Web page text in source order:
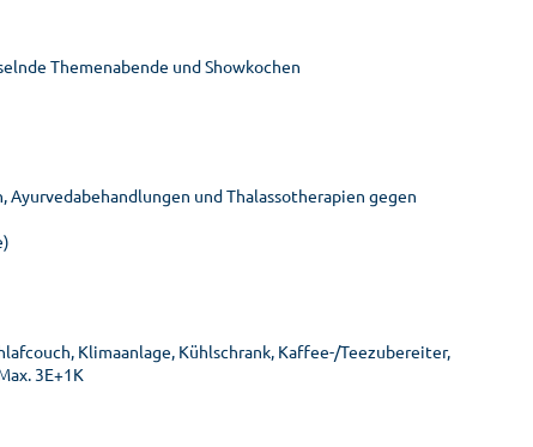
Themenabende und Showkochen
Ayurvedabehandlungen und Thalassotherapien gegen
Klimaanlage, Kühlschrank, Kaffee-/Teezubereiter,
3E+1K